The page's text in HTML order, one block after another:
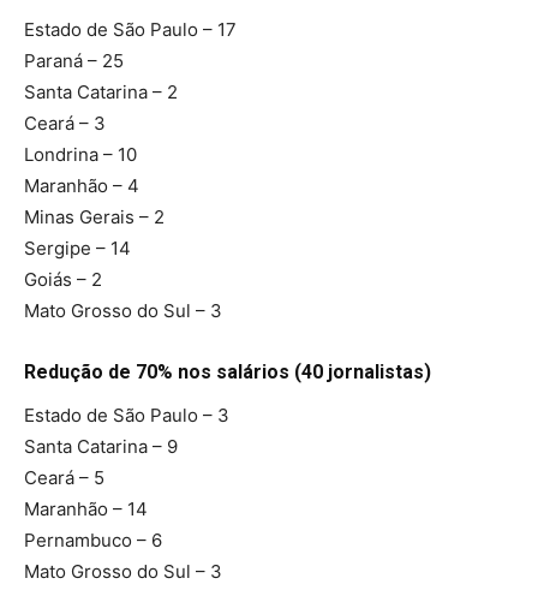
Estado de São Paulo – 17
Paraná – 25
Santa Catarina – 2
Ceará – 3
Londrina – 10
Maranhão – 4
Minas Gerais – 2
Sergipe – 14
Goiás – 2
Mato Grosso do Sul – 3
Redução de 70% nos salários (40 jornalistas)
Estado de São Paulo – 3
Santa Catarina – 9
Ceará – 5
Maranhão – 14
Pernambuco – 6
Mato Grosso do Sul – 3